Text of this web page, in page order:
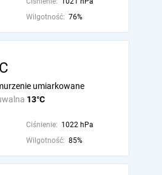
Wilgotność: 76%
13°C
umiarkowane
Ciśnienie: 1022 hPa
Wilgotność: 85%